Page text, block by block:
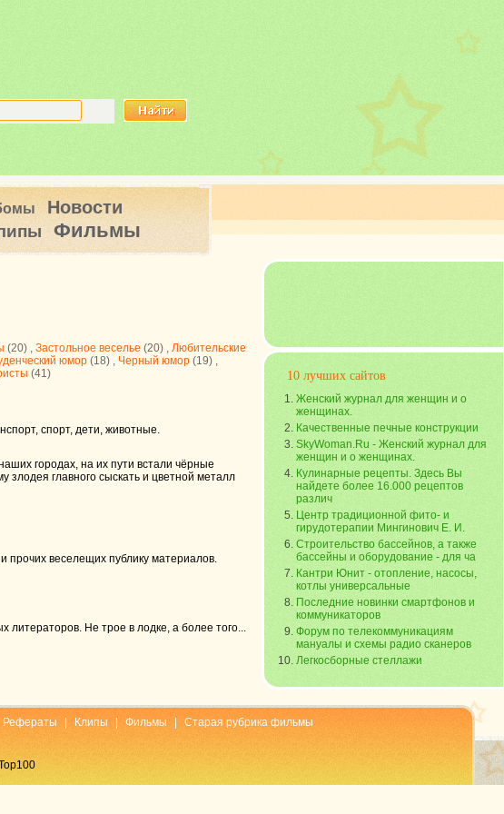
Новости
Фильмы
(20) , Застольное веселье (20) , Любительские
юмор (18) , Черный юмор (19) ,
(41)
спорт, дети, животные.
городах, на их пути встали чёрные
главного сыскать и цветной металл
прочих веселещих публику материалов.
Не трое в лодке, а более того...
10 лучших сайтов
Женский журнал для женщин и о
женщинах.
Качественные печные конструкции
SkyWoman.Ru - Женский журнал для
женщин и о женщинах.
Кулинарные рецепты. Здесь Вы
найдете более 16.000 рецептов
различ
Центр традиционной фито- и
гирудотерапии Мингинович Е. И.
Строительство бассейнов, а также
бассейны и оборудование - для ча
Кантри Юнит - отопление, насосы,
котлы универсальные
Последние новинки смартфонов и
коммуникаторов
Форум по телекоммуникациям
мануалы и схемы радио сканеров
Легкосборные стеллажи
Рефераты Клипы Фильмы
Старая рубрика фильмы